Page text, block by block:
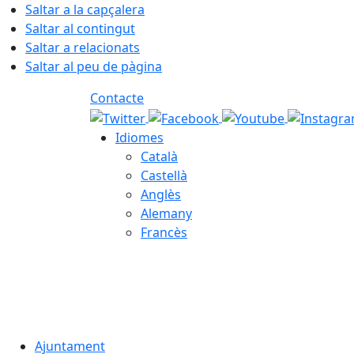
Saltar a la capçalera
Saltar al contingut
Saltar a relacionats
Saltar al peu de pàgina
Contacte
Idiomes
Català
Castellà
Anglès
Alemany
Francès
Ajuntament